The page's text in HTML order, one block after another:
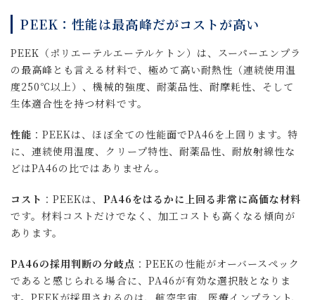
PEEK：性能は最高峰だがコストが高い
PEEK（ポリエーテルエーテルケトン）は、スーパーエンプラ
の最高峰とも言える材料で、極めて高い耐熱性（連続使用温
度250℃以上）、機械的強度、耐薬品性、耐摩耗性、そして
生体適合性を持つ材料です。
性能 ：PEEKは、ほぼ全ての性能面でPA46を上回ります。特
に、連続使用温度、クリープ特性、耐薬品性、耐放射線性な
どはPA46の比ではありません。
コスト ：PEEKは、 PA46をはるかに上回る非常に高価な材料
です。材料コストだけでなく、加工コストも高くなる傾向が
あります。
PA46の採用判断の分岐点 ：PEEKの性能がオーバースペック
であると感じられる場合に、PA46が有効な選択肢となりま
す。PEEKが採用されるのは、航空宇宙、医療インプラント、